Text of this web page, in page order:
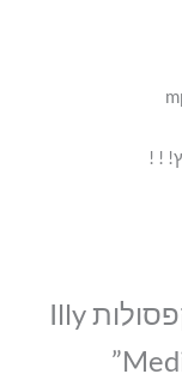
! !
היה הראשון לכתוב סקירה “קפסולות Illy